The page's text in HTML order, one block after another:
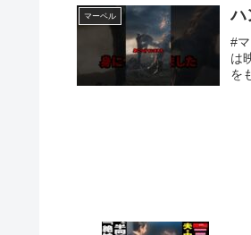
マーベル ハ
#
は
を